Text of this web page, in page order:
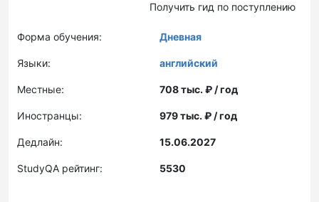
Получить гид по поступлению
Форма обучения: Дневная
Языки: английский
Местные: 708 тыс. ₽ / год
Иностранцы: 979 тыс. ₽ / год
Дедлайн: 15.06.2027
StudyQA рейтинг: 5530